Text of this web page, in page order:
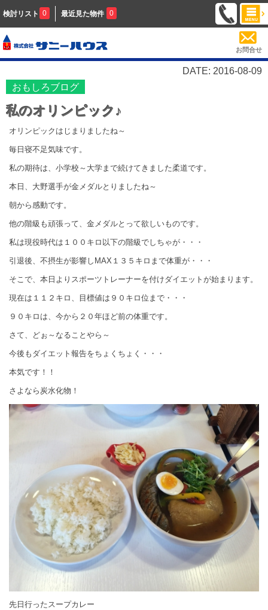
検討リスト 0 最近見た物件 0
お問合せ
DATE: 2016-08-09
おもしろブログ
私のオリンピック♪
オリンピックはじまりましたね～
毎日寝不足気味です。
私の期待は、小学校～大学まで続けてきました柔道です。
本日、大野選手が金メダルとりましたね～
朝から感動です。
他の階級も頑張って、金メダルとって欲しいものです。
私は現役時代は１００キロ以下の階級でしちゃが・・・
引退後、不摂生が影響しMAX１３５キロまで体重が・・・
そこで、本日よりスポーツトレーナーを付けダイエットが始まります。
現在は１１２キロ、目標値は９０キロ位まで・・・
９０キロは、今から２０年ほど前の体重です。
さて、どぉ～なることやら～
今後もダイエット報告をちょくちょく・・・
本気です！！
さよなら炭水化物！
先日行ったスープカレー